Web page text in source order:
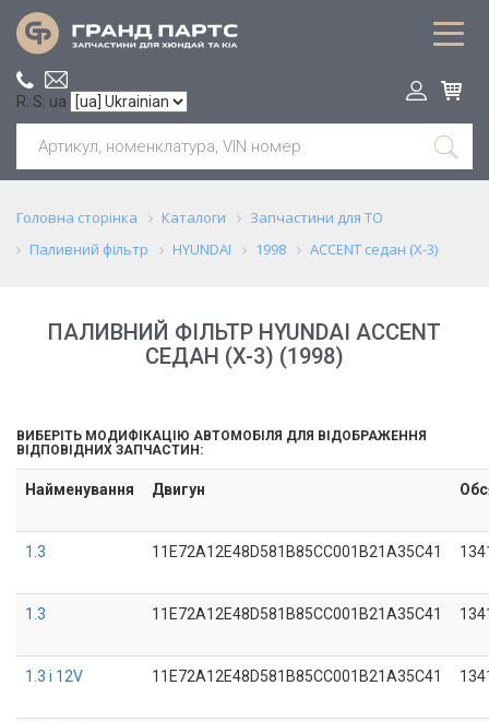
R: S: ua
Головна сторінка Каталоги
Запчастини для ТО
Паливний фільтр
HYUNDAI 1998 ACCENT седан (X-3)
ПАЛИВНИЙ ФІЛЬТР HYUNDAI ACCENT
СЕДАН (X-3) (1998)
ВИБЕРІТЬ МОДИФІКАЦІЮ АВТОМОБІЛЯ ДЛЯ ВІДОБРАЖЕННЯ
ВІДПОВІДНИХ ЗАПЧАСТИН:
Найменування Двигун
1.3 11E72A12E48D581B85CC001B21A35C41
1.3 11E72A12E48D581B85CC001B21A35C41
1.3 i 12V 11E72A12E48D581B85CC001B21A35C41